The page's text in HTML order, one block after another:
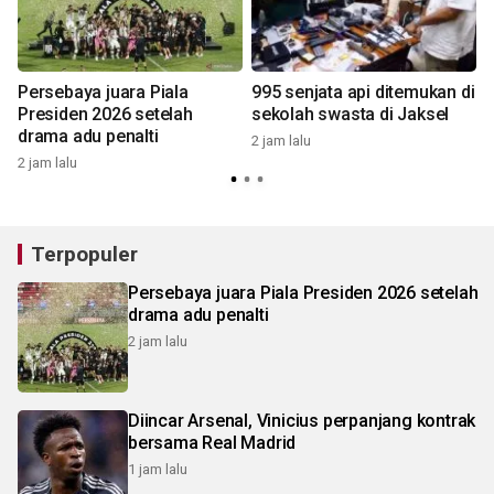
Persebaya juara Piala
Presiden 2026 setelah
drama adu penalti
2 jam lalu
995 senjata api ditemukan di
sekolah swasta di Jaksel
2 jam lalu
Terpopuler
Persebaya juara Piala Presiden 2026 setelah
drama adu penalti
2 jam lalu
Diincar Arsenal, Vinicius perpanjang kontrak
bersama Real Madrid
1 jam lalu